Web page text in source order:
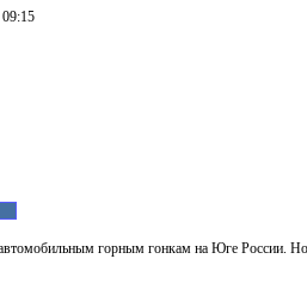
горным гонкам на Юге России.